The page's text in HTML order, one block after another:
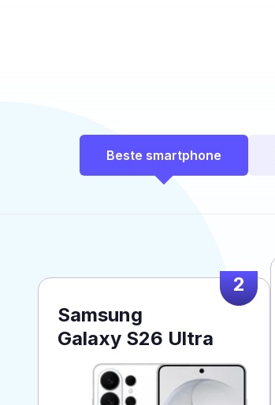
Beste smartphone
2
Samsung
Galaxy S26 Ultra